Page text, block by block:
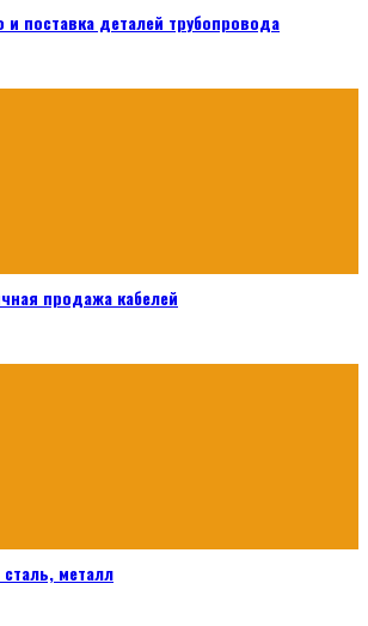
и поставка деталей трубопровода
продажа кабелей
металл